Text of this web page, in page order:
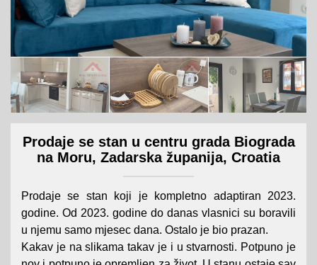
Prodaje se stan u centru grada Biograda
na Moru, Zadarska županija, Croatia
Prodaje se stan koji je kompletno adaptiran 2023.
godine. Od 2023. godine do danas vlasnici su boravili
u njemu samo mjesec dana. Ostalo je bio prazan.
Kakav je na slikama takav je i u stvarnosti. Potpuno je